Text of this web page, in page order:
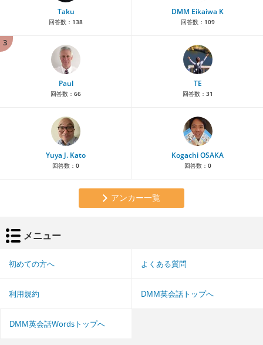
Taku
回答数： 138
DMM Eikaiwa K
回答数： 109
3
Paul
回答数： 66
TE
回答数： 31
Yuya J. Kato
回答数： 0
Kogachi OSAKA
回答数： 0
アンカー一覧
メニュー
初めての方へ よくある質問
利用規約 DMM英会話トップへ
DMM英会話Wordsトップへ